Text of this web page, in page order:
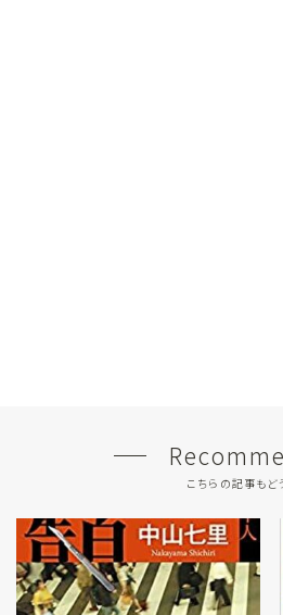
こちらの記事もど